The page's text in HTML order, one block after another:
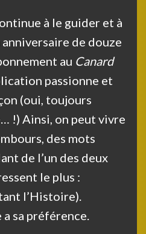
à le guider et à
de douze
au Canard
passionne et
(oui, toujours
!) Ainsi, on peut vivre
des mots
de l’un des deux
le plus :
l’Histoire).
sa préférence.